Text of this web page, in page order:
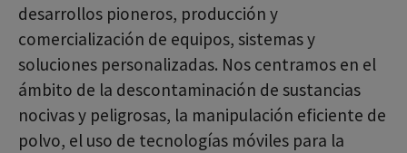
desarrollos pioneros, producción y
comercialización de equipos, sistemas y
soluciones personalizadas. Nos centramos en el
ámbito de la descontaminación de sustancias
nocivas y peligrosas, la manipulación eficiente de
polvo, el uso de tecnologías móviles para la